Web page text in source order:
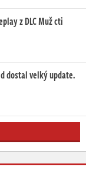
z DLC Muž cti
dostal velký update.